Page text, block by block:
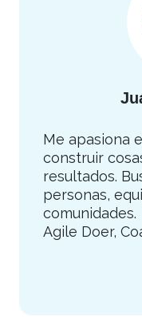
Me apasiona
construir
resultados.
personas,
comunidades.
Agile Doer,